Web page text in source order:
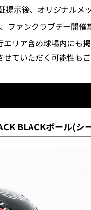
示後、オリジナルメ
ァンクラブデー開催
リア含め球場内にも掲
ていただく可能性もご
BLACKボール(シ